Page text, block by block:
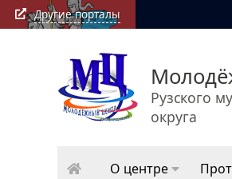
Другие порталы
Рузского
округа
О центре